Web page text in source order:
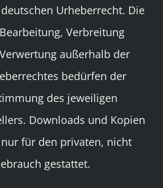
Urheberrecht. Die
Verbreitung
außerhalb der
bedürfen der
des jeweiligen
Downloads und Kopien
für den privaten, nicht
gestattet.